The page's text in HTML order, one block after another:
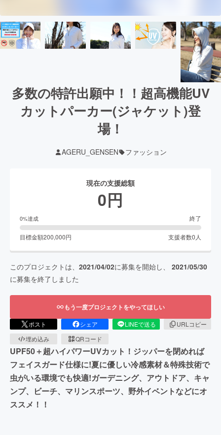
多数の特許出願中！！超高機能UV
カットパーカー(ジャケット)登
場！
AGERU_GENSEN ファッション
現在の支援総額
0円
0%達成 終了
目標金額200,000円 支援者数0 人
このプロジェクトは、 2021/04/02に募集を開始し、 2021/05/30
に募集を終了しました
もう一度プロジェクトをやってほしい
ポスト シェア LINEで送る
URLコピー
埋め込み
QRコード
UPF50＋超ハイパワーUVカット！ジッパーを閉めれば
フェイスガード仕様に!夏に優しい冷感素材＆特殊技術で
虫がいる環境でも快適!ガーデニング、アウトドア、キャ
ンプ、ビーチ、マリンスポーツ、野外イベントなどにオ
ススメ！！